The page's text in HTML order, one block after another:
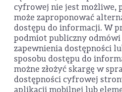
cyfrowej nie jest możliwe,
może zaproponować
dostępu do informacji. W
podmiot publiczny
zapewnienia dostępności
sposobu dostępu do
możne złożyć skargę w
dostępności cyfrowej